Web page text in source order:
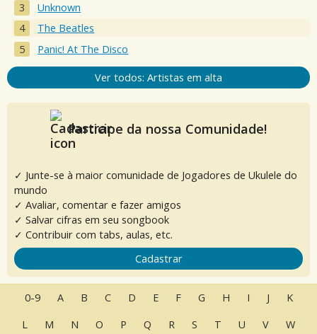
Unknown
The Beatles
Panic! At The Disco
Ver todos: Artistas em alta
Participe da nossa Comunidade!
✓ Junte-se à maior comunidade de Jogadores de Ukulele do
mundo
✓ Avaliar, comentar e fazer amigos
✓ Salvar cifras em seu songbook
✓ Contribuir com tabs, aulas, etc.
Cadastrar
0-9 A B C D E F G H I J
K
L
M N O P Q R S T U V W